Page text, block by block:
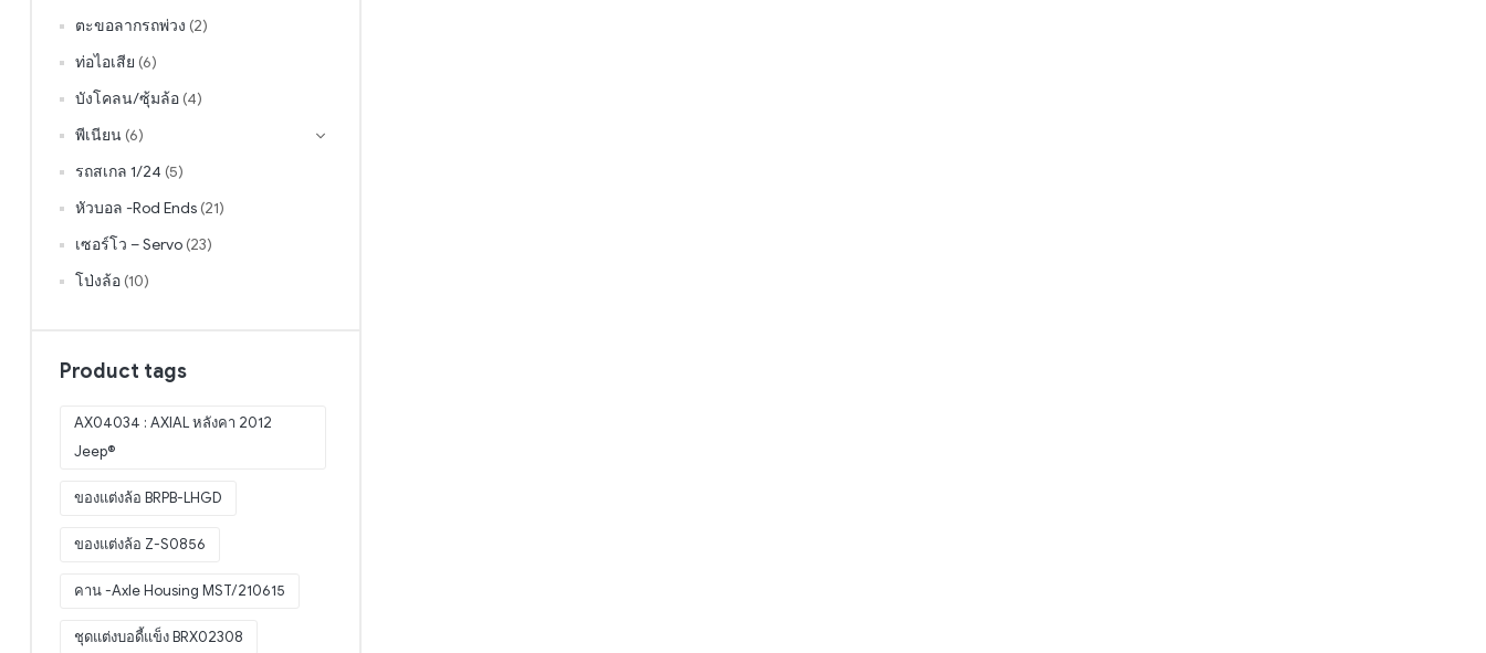
ตะขอลากรถพ่วง (2)
ท่อไอเสีย (6)
บังโคลน/ซุ้มล้อ (4)
พีเนียน (6)
รถสเกล 1/24 (5)
หัวบอล -Rod Ends (21)
เซอร์โว – Servo (23)
โป่งล้อ (10)
Product tags
AX04034 : AXIAL หลังคา 2012
Jeep®
ของแต่งล้อ BRPB-LHGD
ของแต่งล้อ Z-S0856
คาน -Axle Housing MST/210615
ชุดแต่งบอดี้แข็ง BRX02308